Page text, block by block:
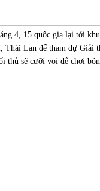
4, 15 quốc gia lại tới
Thái Lan để tham dự Giải
thủ sẽ cưỡi voi để chơi